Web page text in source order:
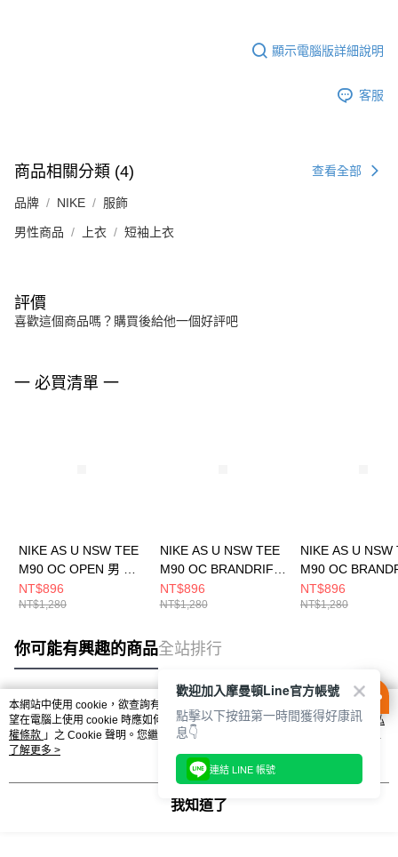
顯示電腦版詳細說明
客服
商品相關分類 (4) 查看全部
品牌 NIKE 服飾
男性商品 上衣 短袖上衣
評價
喜歡這個商品嗎？購買後給他一個好評吧
一 必買清單 一
NIKE AS U NSW TEE
M90 OC OPEN 男 短
袖上衣 HQ9269010
NT$896
NT$1,280
NIKE AS U NSW TEE
M90 OC BRANDRIF L
男 短袖上衣
HJ0763814
NT$896
NT$1,280
NIKE AS U NSW
M90 OC
男 短袖上衣
HJ0763010
NT$896
NT$1,280
你可能有興趣的商品全站排行
熱門標籤
本網站中使用 cookie，欲查詢有關本網站使用 cookie 方式之詳情，及若您不希
望在電腦上使用 cookie 時應如何變更電腦的 cookie 設定，請參閱本網站「
隱私
權條款 」之 Cookie 聲明。您繼續使用本網站即表示您同意本公司得按本網站使
用條款之 Cookie 聲明使用 cookie。
了解更多 >
我知道了
歡迎加入摩曼頓Line官方帳號
點擊以下按鈕第一時間獲得好康訊
息👇
連結 LINE 帳號